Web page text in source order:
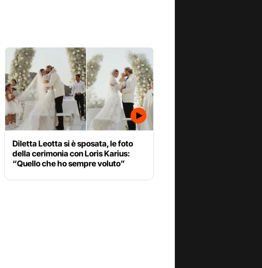
Diletta Leotta si è sposata, le foto
della cerimonia con Loris Karius:
“Quello che ho sempre voluto”